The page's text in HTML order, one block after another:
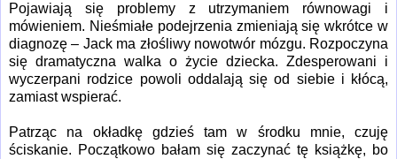
Pojawiają się problemy z utrzymaniem równowagi i
mówieniem. Nieśmiałe podejrzenia zmieniają się wkrótce w
diagnozę – Jack ma złośliwy nowotwór mózgu. Rozpoczyna
się dramatyczna walka o życie dziecka. Zdesperowani i
wyczerpani rodzice powoli oddalają się od siebie i kłócą,
zamiast wspierać.
Patrząc na okładkę gdzieś tam w środku mnie, czuję
ściskanie. Początkowo bałam się zaczynać tę książkę, bo